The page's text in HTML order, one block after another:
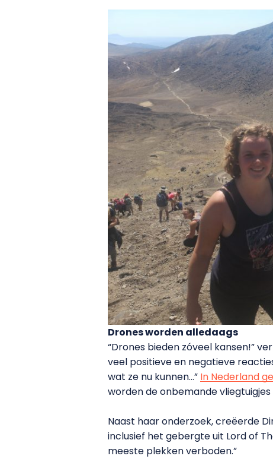
Drones worden alledaags
“Drones bieden zóveel kansen!”
veel positieve en negatieve
wat ze nu kunnen…” In Nederland
worden de onbemande
Naast haar onderzoek, creëerde
inclusief het gebergte uit Lord of
meeste plekken verboden.”